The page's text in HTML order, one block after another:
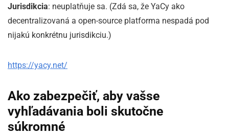
Jurisdikcia: neuplatňuje sa. (Zdá sa, že YaCy ako
decentralizovaná a open-source platforma nespadá pod
nijakú konkrétnu jurisdikciu.)
https://yacy.net/
Ako zabezpečiť, aby vašse
vyhľadávania boli skutočne
súkromné